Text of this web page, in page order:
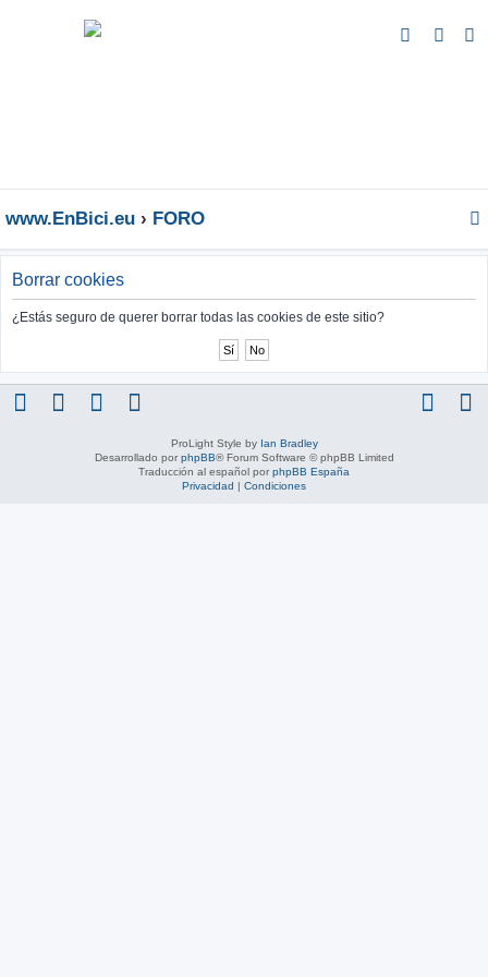
www.EnBici.eu FORO
Borrar cookies
¿Estás seguro de querer borrar todas las cookies de este sitio?
ProLight Style by Ian Bradley
Desarrollado por phpBB® Forum Software © phpBB Limited
Traducción al español por phpBB España
Privacidad | Condiciones